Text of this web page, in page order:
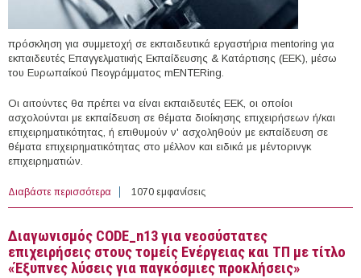
πρόσκληση για συμμετοχή σε εκπαιδευτικά εργαστήρια mentoring για
εκπαιδευτές Επαγγελματικής Εκπαίδευσης & Κατάρτισης (ΕΕΚ), μέσω
του Ευρωπαίκού Πεογράμματος mENTERing.
Οι αιτούντες θα πρέπει να είναι εκπαιδευτές ΕΕΚ, οι οποίοι
ασχολούνται με εκπαίδευση σε θέματα διοίκησης επιχειρήσεων ή/και
επιχειρηματικότητας, ή επιθυμούν ν' ασχοληθούν με εκπαίδευση σε
θέματα επιχειρηματικότητας στο μέλλον και ειδικά με μέντορινγκ
επιχειρηματιών.
Διαβάστε περισσότερα για Aνάπτυξη δεξιοτήτων καθοδήγησης για την
προώθηση της επιχειρηματικής ανάπτυξης
1070 εμφανίσεις
Διαγωνισμός CODE_n13 για νεοσύστατες
επιχειρήσεις στους τομείς Ενέργειας και ΤΠ με τίτλο
«Έξυπνες λύσεις για παγκόσμιες προκλήσεις»